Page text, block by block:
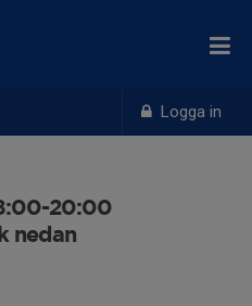
Logga in
20:00
nedan